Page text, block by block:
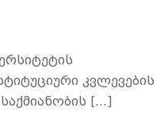
კვლევების
[…]